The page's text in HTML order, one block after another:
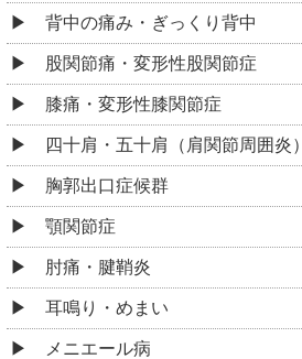
背中の痛み・ぎっくり背中
股関節痛・変形性股関節症
膝痛・変形性膝関節症
四十肩・五十肩（肩関節周囲炎）
胸郭出口症候群
顎関節症
肘痛・腱鞘炎
耳鳴り・めまい
メニエール病